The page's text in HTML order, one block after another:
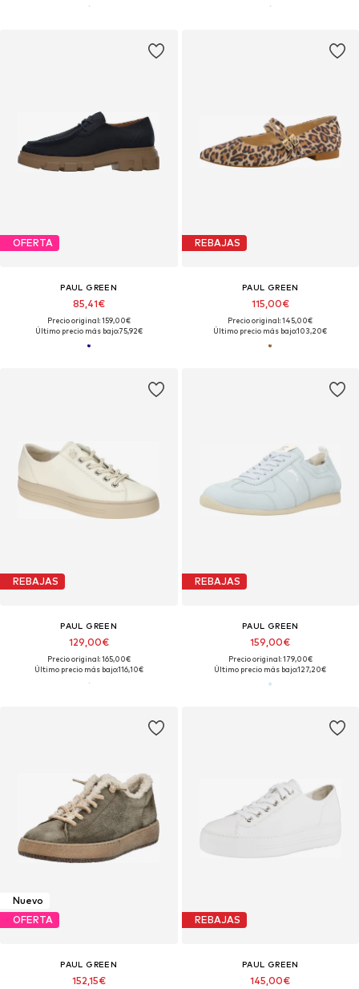
OFERTA
PAUL GREEN
85,41€
Precio original: 159,00€
Último precio más bajo:75,92€
REBAJAS
PAUL GREEN
115,00€
Precio original: 145,00€
Último precio más bajo:103,20€
REBAJAS
PAUL GREEN
129,00€
Precio original: 165,00€
Último precio más bajo:116,10€
REBAJAS
PAUL GREEN
159,00€
Precio original: 179,00€
Último precio más bajo:127,20€
Nuevo
OFERTA
PAUL GREEN
152,15€
REBAJAS
PAUL GREEN
145,00€